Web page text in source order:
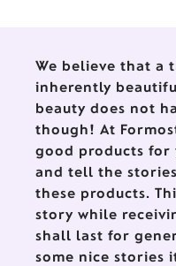
liebevolle
We believe that a
inherently
beauty does not
though! At
good products for
and tell the
these products.
story while
shall last for
some nice stories